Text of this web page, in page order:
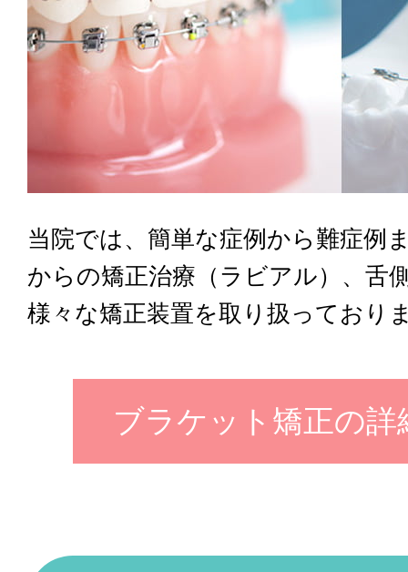
当院では、簡単な症例から難症例
からの矯正治療（ラビアル）、舌
様々な矯正装置を取り扱っており
ブラケット矯正の